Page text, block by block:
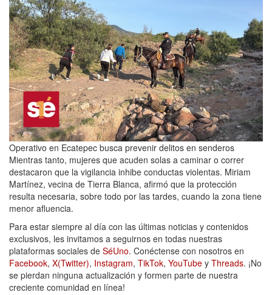
Operativo en Ecatepec busca prevenir delitos en senderos
Mientras tanto, mujeres que acuden solas a caminar o correr
destacaron que la vigilancia inhibe conductas violentas. Miriam
Martínez, vecina de Tierra Blanca, afirmó que la protección
resulta necesaria, sobre todo por las tardes, cuando la zona tiene
menor afluencia.
Para estar siempre al día con las últimas noticias y contenidos
exclusivos, les invitamos a seguirnos en todas nuestras
plataformas sociales de SéUno. Conéctense con nosotros en
Facebook, X(Twitter), Instagram, TikTok, YouTube y Threads. ¡No
se pierdan ninguna actualización y formen parte de nuestra
creciente comunidad en línea!